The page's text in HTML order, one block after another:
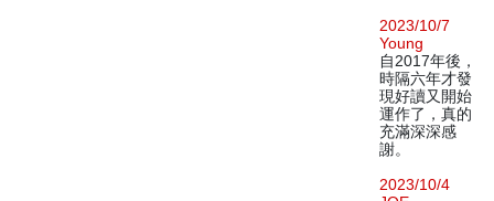
2023/10/7
Young
自2017年後，
時隔六年才發
現好讀又開始
運作了，真的
充滿深深感
謝。
2023/10/4